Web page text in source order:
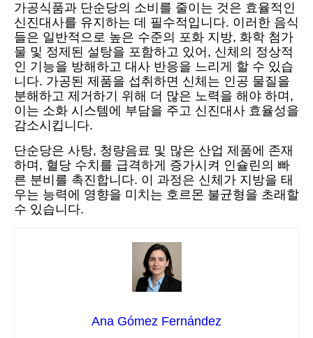
가공식품과 단순당의 소비를 줄이는 것은 효율적인
신진대사를 유지하는 데 필수적입니다. 이러한 음식
들은 일반적으로 높은 수준의 포화 지방, 화학 첨가
물 및 정제된 설탕을 포함하고 있어, 신체의 정상적
인 기능을 방해하고 대사 반응을 느리게 할 수 있습
니다. 가공된 제품을 섭취하면 신체는 인공 물질을
분해하고 제거하기 위해 더 많은 노력을 해야 하며,
이는 소화 시스템에 부담을 주고 신진대사 효율성을
감소시킵니다.
단순당은 사탕, 청량음료 및 많은 산업 제품에 존재
하며, 혈당 수치를 급격하게 증가시켜 인슐린의 빠
른 분비를 촉진합니다. 이 과정은 신체가 지방을 태
우는 능력에 영향을 미치는 호르몬 불균형을 초래할
수 있습니다.
Ana Gómez Fernández